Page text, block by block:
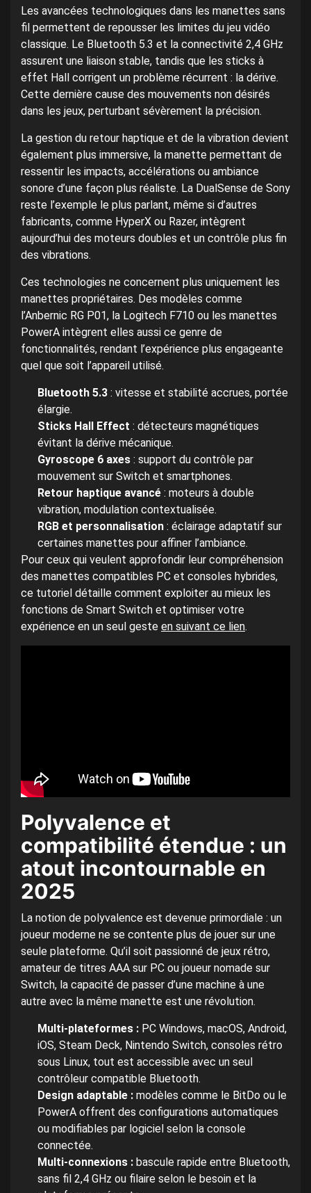
Les avancées technologiques dans les manettes sans
fil permettent de repousser les limites du jeu vidéo
classique. Le Bluetooth 5.3 et la connectivité 2,4 GHz
assurent une liaison stable, tandis que les sticks à
effet Hall corrigent un problème récurrent : la dérive.
Cette dernière cause des mouvements non désirés
dans les jeux, perturbant sévèrement la précision.
La gestion du retour haptique et de la vibration devient
également plus immersive, la manette permettant de
ressentir les impacts, accélérations ou ambiance
sonore d’une façon plus réaliste. La DualSense de Sony
reste l’exemple le plus parlant, même si d’autres
fabricants, comme HyperX ou Razer, intègrent
aujourd’hui des moteurs doubles et un contrôle plus fin
des vibrations.
Ces technologies ne concernent plus uniquement les
manettes propriétaires. Des modèles comme
l’Anbernic RG P01, la Logitech F710 ou les manettes
PowerA intègrent elles aussi ce genre de
fonctionnalités, rendant l’expérience plus engageante
quel que soit l’appareil utilisé.
Bluetooth 5.3 : vitesse et stabilité accrues, portée
élargie.
Sticks Hall Effect : détecteurs magnétiques
évitant la dérive mécanique.
Gyroscope 6 axes : support du contrôle par
mouvement sur Switch et smartphones.
Retour haptique avancé : moteurs à double
vibration, modulation contextualisée.
RGB et personnalisation : éclairage adaptatif sur
certaines manettes pour affiner l’ambiance.
Pour ceux qui veulent approfondir leur compréhension
des manettes compatibles PC et consoles hybrides,
ce tutoriel détaille comment exploiter au mieux les
fonctions de Smart Switch et optimiser votre
expérience en un seul geste en suivant ce lien.
Polyvalence et
compatibilité étendue : un
atout incontournable en
2025
La notion de polyvalence est devenue primordiale : un
joueur moderne ne se contente plus de jouer sur une
seule plateforme. Qu’il soit passionné de jeux rétro,
amateur de titres AAA sur PC ou joueur nomade sur
Switch, la capacité de passer d’une machine à une
autre avec la même manette est une révolution.
Multi-plateformes : PC Windows, macOS, Android,
iOS, Steam Deck, Nintendo Switch, consoles rétro
sous Linux, tout est accessible avec un seul
contrôleur compatible Bluetooth.
Design adaptable : modèles comme le BitDo ou le
PowerA offrent des configurations automatiques
ou modifiables par logiciel selon la console
connectée.
Multi-connexions : bascule rapide entre Bluetooth,
sans fil 2,4 GHz ou filaire selon le besoin et la